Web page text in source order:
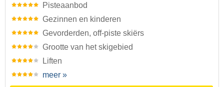
Pisteaanbod
Gezinnen en kinderen
Gevorderden, off-piste skiërs
Grootte van het skigebied
Liften
meer »